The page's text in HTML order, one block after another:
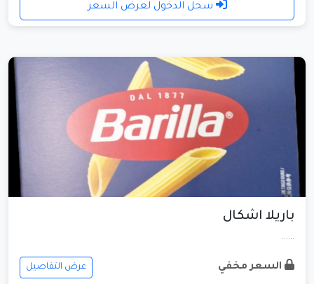
سجل الدخول لعرض السعر
باريلا اشكال
......
السعر مخفي عرض التفاصيل